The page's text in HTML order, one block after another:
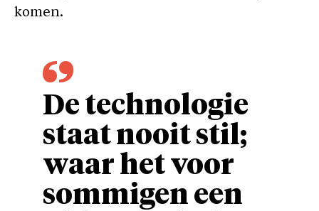
komen.
De technologie
staat nooit stil;
waar het voor
sommigen een